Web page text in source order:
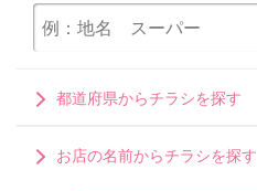
都道府県からチラシを探す
お店の名前からチラシを探す